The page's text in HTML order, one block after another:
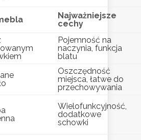
Najważniejsze
cechy
Pojemność na
naczynia, funkcja
blatu
Oszczędność
miejsca, łatwe do
przechowywania
Wielofunkcyjność,
dodatkowe
schowki